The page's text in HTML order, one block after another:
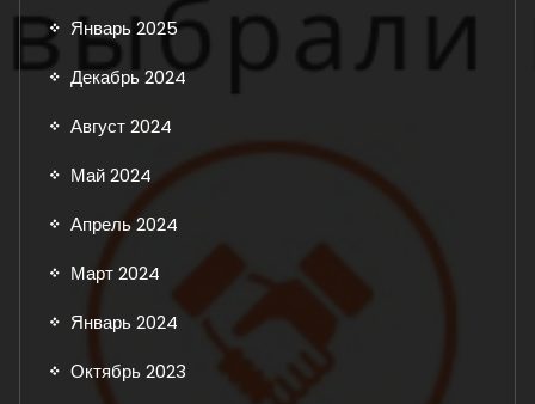
Январь 2025
Декабрь 2024
Август 2024
Май 2024
Апрель 2024
Март 2024
Январь 2024
Октябрь 2023